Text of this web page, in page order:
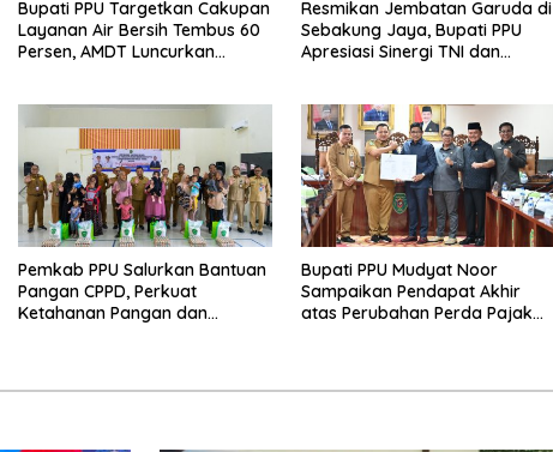
Bupati PPU Targetkan Cakupan
Layanan Air Bersih Tembus 60
Persen, AMDT Luncurkan
Resmikan Jembatan Garuda di
Sebakung Jaya, Bupati PPU
Apresiasi Sinergi TNI dan
Pemkab PPU Salurkan Bantuan
Pangan CPPD, Perkuat
Ketahanan Pangan dan
Bupati PPU Mudyat Noor
Sampaikan Pendapat Akhir
atas Perubahan Perda Pajak